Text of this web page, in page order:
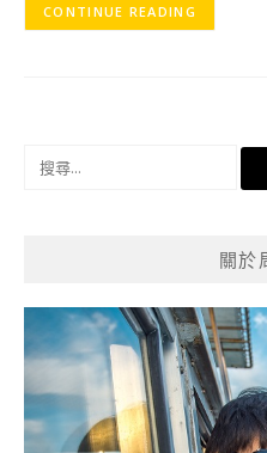
CONTINUE READING
關於